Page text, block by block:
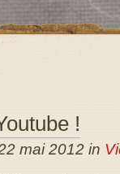
!
mai 2012 in